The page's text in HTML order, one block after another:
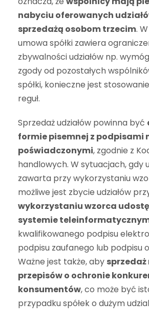
nabyciu oferowanych
sprzedażą osobom trzecim.
umowa spółki zawiera
zbywalności udziałów np.
zgody od pozostałych
spółki, konieczne jest
reguł.
Sprzedaż udziałów powinna być
formie pisemnej z podpisami
poświadczonymi, zgodnie z
handlowych. W sytuacjach, gdy
zawarta przy wykorzystaniu
możliwe jest zbycie udziałów
wykorzystaniu wzorca
systemie
kwalifikowanego podpisu
podpisu zaufanego lub podpisu
Ważne jest także, aby sprzedaż
przepisów o ochronie
konsumentów, co może być
przypadku spółek o dużym